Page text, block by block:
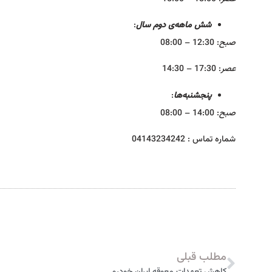
شش ماهه‌ی دوم سال:
صبح: 12:30 – 08:00
عصر: 17:30 – 14:30
پنجشنبه‌ها:
صبح: 14:00 – 08:00
شماره تماس : 04143234242
مطلب قبلی